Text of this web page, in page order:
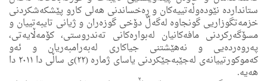
ستاندارده‌ نێوده‌وڵه‌تییه‌كان و ڕه‌خساندنی هه‌لی كارو پێشكه‌شكردنی
خزمه‌تگوزاریی گونجاوه‌ له‌گه‌ڵ دۆخی گوزه‌ران و ژیانی تایبه‌تییان و
مسۆگه‌ركردنی مافه‌كانیان له‌بواره‌كانی ته‌ندروستی، كۆمه‌ڵایه‌تی،
په‌روه‌رده‌یی و نه‌هێشتنی جیاكارى له‌به‌رامبه‌ریان و ئه‌و
كه‌موكورتییانه‌ی له‌جێبه‌جێكردنی یاسای ژماره‌ (٢٢)ى ساڵی دا ٢٠١١ دا
هه‌یه‌.